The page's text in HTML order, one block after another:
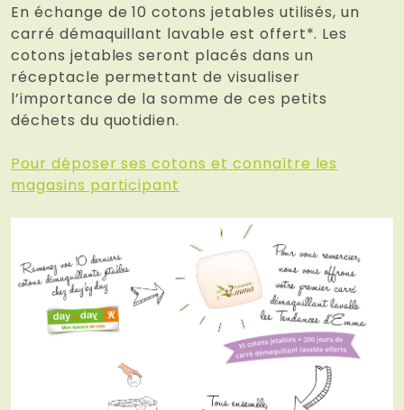
En échange de 10 cotons jetables utilisés, un
carré démaquillant lavable est offert*. Les
cotons jetables seront placés dans un
réceptacle permettant de visualiser
l’importance de la somme de ces petits
déchets du quotidien.
Pour déposer ses cotons et connaître les
magasins participant